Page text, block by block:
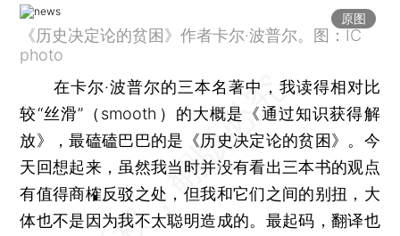
原图
《历史决定论的贫困》作者卡尔·波普尔。图：IC
photo
在卡尔·波普尔的三本名著中，我读得相对比
较“丝滑”（smooth）的大概是《通过知识获得解
放》，最磕磕巴巴的是《历史决定论的贫困》。今
天回想起来，虽然我当时并没有看出三本书的观点
有值得商榷反驳之处，但我和它们之间的别扭，大
体也不是因为我不太聪明造成的。最起码，翻译也